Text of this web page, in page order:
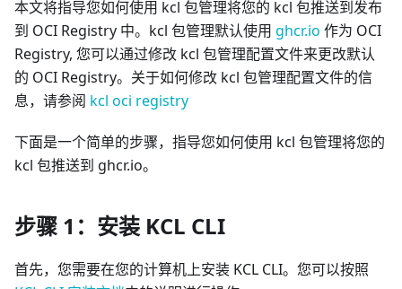
本文将指导您如何使用 kcl 包管理将您的 kcl 包推送到发布
到 OCI Registry 中。kcl 包管理默认使用 ghcr.io 作为 OCI
Registry, 您可以通过修改 kcl 包管理配置文件来更改默认
的 OCI Registry。关于如何修改 kcl 包管理配置文件的信
息，请参阅 kcl oci registry
下面是一个简单的步骤，指导您如何使用 kcl 包管理将您的
kcl 包推送到 ghcr.io。
步骤 1：安装 KCL CLI
首先，您需要在您的计算机上安装 KCL CLI。您可以按照